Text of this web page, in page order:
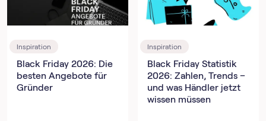
Inspiration
Black Friday 2026: Die
besten Angebote für
Gründer
Inspiration
Black Friday Statistik
2026: Zahlen, Trends –
und was Händler jetzt
wissen müssen